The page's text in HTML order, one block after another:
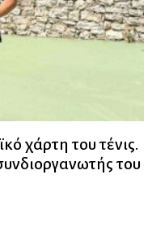
χάρτη του τένις.
του